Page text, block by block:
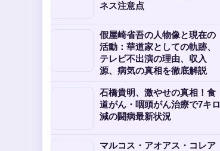
ネス注意点
假屋崎省吾の人物像と現在の
活動：華道家としての軌跡、
テレビ不出演の理由、収入
源、病気の真相を徹底解説
石橋貴明、激やせの真相！食
道がん・咽頭がん治療で7キロ
減の闘病最新状況
マルコス・アオアス・コレア